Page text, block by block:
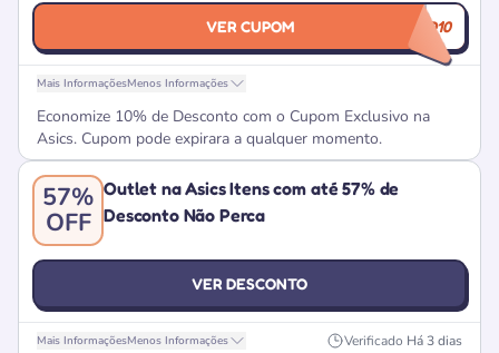
VER CUPOM CUPOLAND10
Mais InformaçõesMenos Informações
Economize 10% de Desconto com o Cupom Exclusivo na
Asics. Cupom pode expirara a qualquer momento.
57%
OFF
Outlet na Asics Itens com até 57% de
Desconto Não Perca
VER DESCONTO
Mais InformaçõesMenos Informações Verificado Há 3 dias